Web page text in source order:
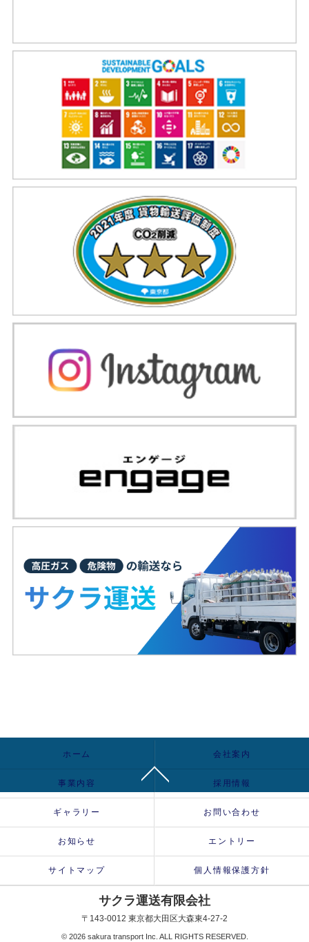
ホーム 会社案内
事業内容 採用情報
ギャラリー お問い合わせ
お知らせ エントリー
サイトマップ 個人情報保護方針
サクラ運送有限会社
〒143-0012 東京都大田区大森東4-27-2
© 2026 sakura transport Inc. ALL RIGHTS RESERVED.